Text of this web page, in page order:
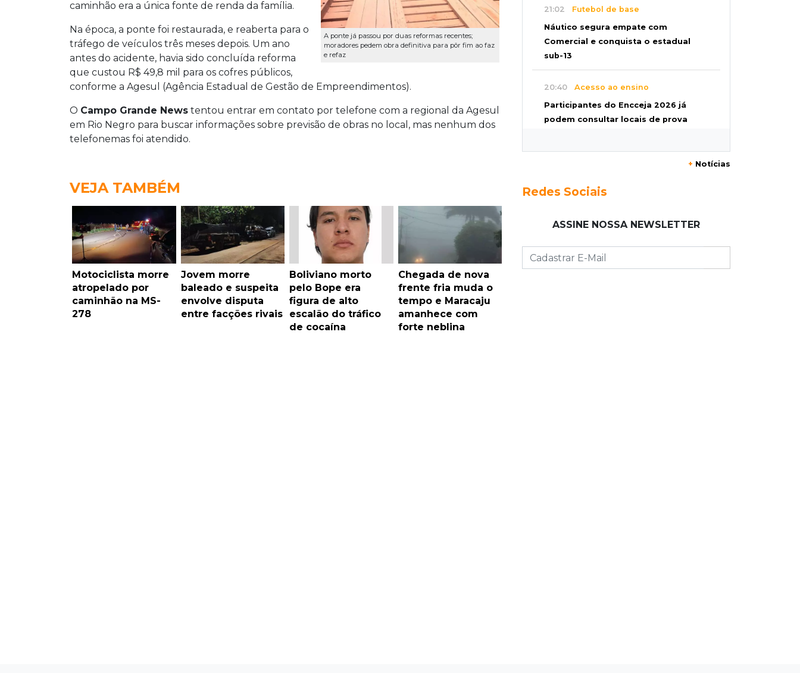
A ponte já passou por duas reformas recentes;
moradores pedem obra definitiva para pôr fim ao faz
e refaz
caminhão era a única fonte de renda da família.
Na época, a ponte foi restaurada, e reaberta para o
tráfego de veículos três meses depois. Um ano
antes do acidente, havia sido concluída reforma
que custou R$ 49,8 mil para os cofres públicos,
conforme a Agesul (Agência Estadual de Gestão de Empreendimentos).
O Campo Grande News tentou entrar em contato por telefone com a regional da Agesul
em Rio Negro para buscar informações sobre previsão de obras no local, mas nenhum dos
telefonemas foi atendido.
VEJA TAMBÉM
Motociclista morre
atropelado por
caminhão na MS-
278
Jovem morre
baleado e suspeita
envolve disputa
entre facções rivais
Boliviano morto
pelo Bope era
figura de alto
escalão do tráfico
de cocaína
Chegada de nova
frente fria muda o
tempo e Maracaju
amanhece com
forte neblina
21:02 Futebol de base
Náutico segura empate com
Comercial e conquista o estadual
sub-13
20:40 Acesso ao ensino
Participantes do Encceja 2026 já
podem consultar locais de prova
20:29Pedro Gomes
jogo que vale acesso inédito à Série
A2
+ Notícias
Redes Sociais
ASSINE NOSSA NEWSLETTER